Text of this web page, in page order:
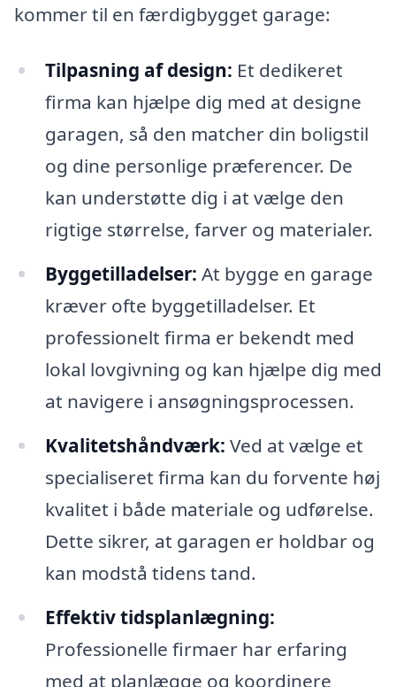
kommer til en færdigbygget garage:
Tilpasning af design: Et dedikeret
firma kan hjælpe dig med at designe
garagen, så den matcher din boligstil
og dine personlige præferencer. De
kan understøtte dig i at vælge den
rigtige størrelse, farver og materialer.
Byggetilladelser: At bygge en garage
kræver ofte byggetilladelser. Et
professionelt firma er bekendt med
lokal lovgivning og kan hjælpe dig med
at navigere i ansøgningsprocessen.
Kvalitetshåndværk: Ved at vælge et
specialiseret firma kan du forvente høj
kvalitet i både materiale og udførelse.
Dette sikrer, at garagen er holdbar og
kan modstå tidens tand.
Effektiv tidsplanlægning:
Professionelle firmaer har erfaring
med at planlægge og koordinere